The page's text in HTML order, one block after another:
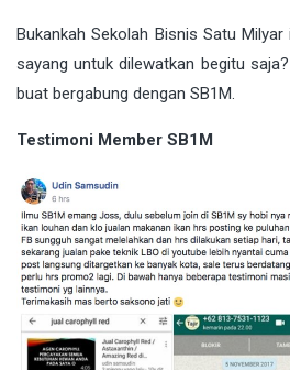
Bukankah Sekolah Bisnis Satu
sayang untuk dilewatkan begitu
buat bergabung dengan SB1M.
Testimoni Member SB1M